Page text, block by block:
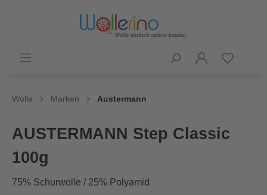
Wolle Marken Austermann
AUSTERMANN Step Classic
100g
75% Schurwolle / 25% Polyamid